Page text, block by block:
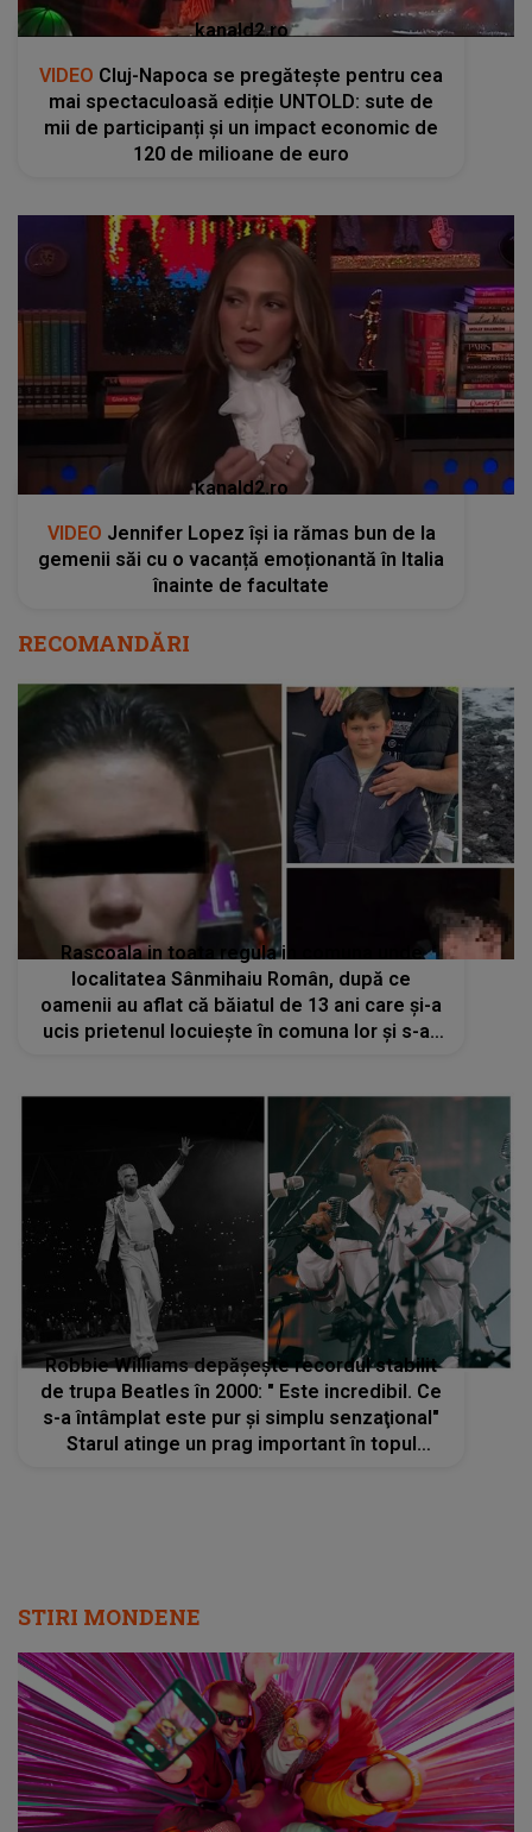
kanald2.ro
VIDEO Cluj-Napoca se pregătește pentru cea
mai spectaculoasă ediție UNTOLD: sute de
mii de participanți și un impact economic de
120 de milioane de euro
kanald2.ro
VIDEO Jennifer Lopez își ia rămas bun de la
gemenii săi cu o vacanță emoționantă în Italia
înainte de facultate
RECOMANDĂRI
Rascoala in toata regula in comuna unde
localitatea Sânmihaiu Român, după ce
oamenii au aflat că băiatul de 13 ani care şi-a
ucis prietenul locuieşte în comuna lor şi s-au
Robbie Williams depăşeşte recordul stabilit
de trupa Beatles în 2000: " Este incredibil. Ce
s-a întâmplat este pur şi simplu senzaţional"
Starul atinge un prag important în topul
STIRI MONDENE